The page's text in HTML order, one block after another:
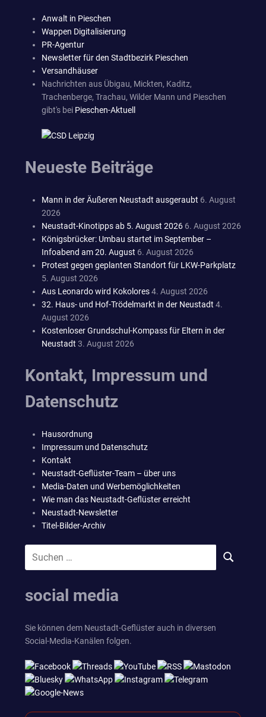
Anwalt in Pieschen
Wappen Digitalisierung
PR-Agentur
Newsletter für den Stadtbezirk Pieschen
Versandhäuser
Nachrichten aus Übigau, Mickten, Kaditz,
Trachenberge, Trachau, Wilder Mann und Pieschen
gibt's bei Pieschen-Aktuell
Neueste Beiträge
Mann in der Äußeren Neustadt ausgeraubt 6. August
2026
Neustadt-Kinotipps ab 5. August 2026 6. August 2026
Königsbrücker: Umbau startet im September –
Infoabend am 20. August 6. August 2026
Protest gegen geplanten Standort für LKW-Parkplatz
5. August 2026
Aus Leonardo wird Kokolores4. August 2026
32. Haus- und Hof-Trödelmarkt in der Neustadt 4.
August 2026
Kostenloser Grundschul-Kompass für Eltern in der
Neustadt 3. August 2026
Kontakt, Impressum und
Datenschutz
Hausordnung
Impressum und Datenschutz
Kontakt
Neustadt-Geflüster-Team – über uns
Media-Daten und Werbemöglichkeiten
Wie man das Neustadt-Geflüster erreicht
Neustadt-Newsletter
Titel-Bilder-Archiv
SUCHEN
social media
Sie können dem Neustadt-Geflüster auch in diversen
Social-Media-Kanälen folgen.